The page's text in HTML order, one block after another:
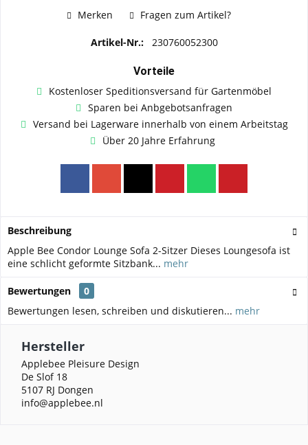
Merken Fragen zum Artikel?
Artikel-Nr.: 230760052300
Vorteile
Kostenloser Speditionsversand für Gartenmöbel
Sparen bei Anbgebotsanfragen
Versand bei Lagerware innerhalb von einem Arbeitstag
Über 20 Jahre Erfahrung
Beschreibung
Apple Bee Condor Lounge Sofa 2-Sitzer Dieses Loungesofa ist
eine schlicht geformte Sitzbank... mehr
Bewertungen
0
Bewertungen lesen, schreiben und diskutieren... mehr
Hersteller
Applebee Pleisure Design
De Slof 18
5107 RJ Dongen
info@applebee.nl